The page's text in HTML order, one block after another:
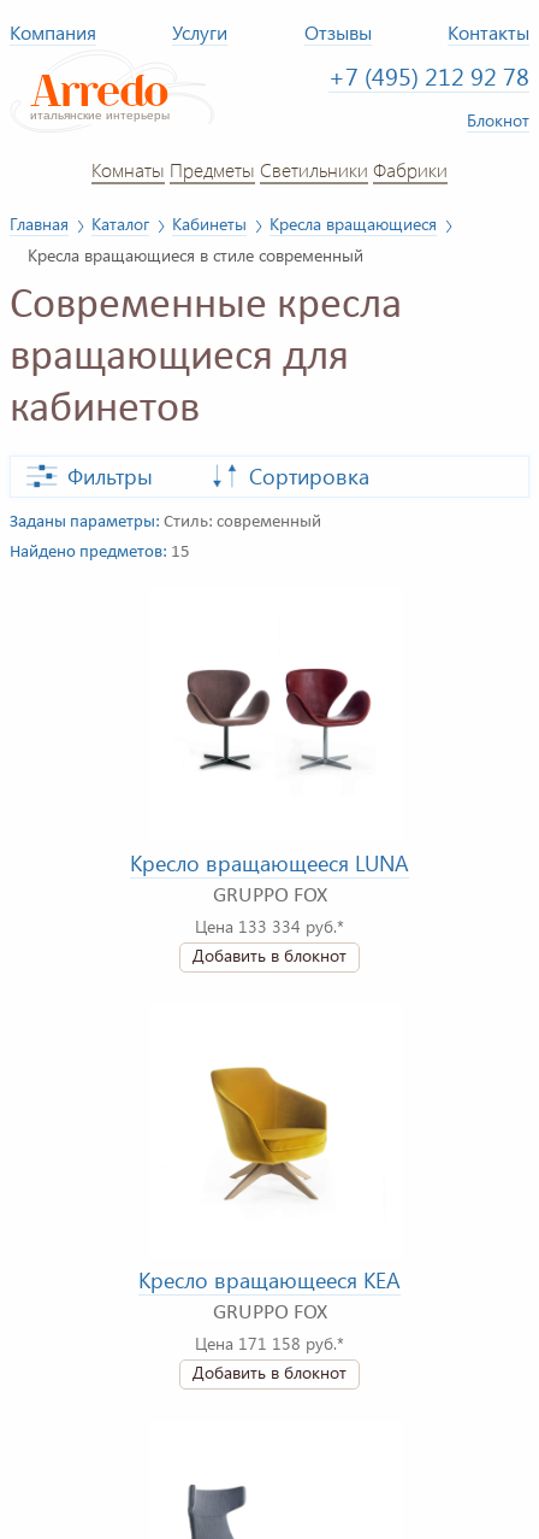
Компания Услуги Отзывы Контакты
+7 (495) 212 92 78
Блокнот
Комнаты Предметы Светильники Фабрики
Главная Каталог Кабинеты
Кресла вращающиеся
Кресла вращающиеся в стиле современный
Современные кресла
вращающиеся для
кабинетов
Фильтры Сортировка
Заданы параметры: Стиль: современный
Найдено предметов: 15
Кресло вращающееся LUNA
GRUPPO FOX
Цена 133 334 руб.*
Добавить в блокнот
Кресло вращающееся KEA
GRUPPO FOX
Цена 171 158 руб.*
Добавить в блокнот